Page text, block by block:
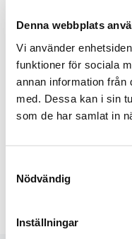
Denna webbplats
Vi använder
funktioner för sociala
annan information från
med. Dessa kan i sin
som de har samlat in
Nödvändig
Inställningar
Byta batteri på